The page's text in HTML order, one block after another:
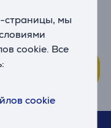
страницы, мы
cookie. Все
cookie